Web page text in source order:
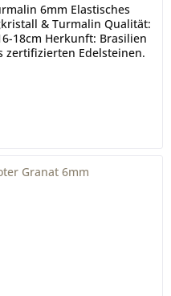
6mm Elastisches
& Turmalin Qualität:
18cm Herkunft: Brasilien
zertifizierten Edelsteinen.